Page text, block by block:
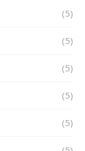
(5)
(5)
(5)
(5)
(5)